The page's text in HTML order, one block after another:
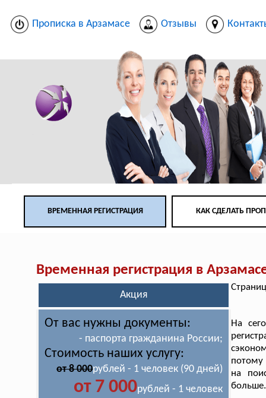
Прописка в Арзамасе Отзывы
ВРЕМЕННАЯ РЕГИСТРАЦИЯ КАК СДЕЛАТЬ
Временная регистрация в
Акция
От вас нужны документы:
- паспорта гражданина России;
Стоимость наших услугу:
от 8 000рублей - 1 человек (90 дней)
от 7 000рублей - 1 человек
На
потому
на
больше.